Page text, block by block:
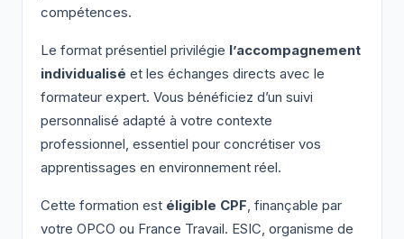
compétences.
Le format présentiel privilégie l’accompagnement
individualisé et les échanges directs avec le
formateur expert. Vous bénéficiez d’un suivi
personnalisé adapté à votre contexte
professionnel, essentiel pour concrétiser vos
apprentissages en environnement réel.
Cette formation est éligible CPF, finançable par
votre OPCO ou France Travail. ESIC, organisme de